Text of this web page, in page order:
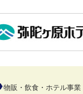
物販・飲食・ホテル事業